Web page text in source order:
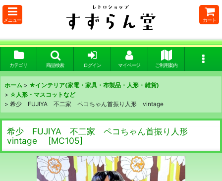
メニュー カート
カテゴリ 商品検索 ログイン マイページ ご利用案内
ホーム > ★インテリア(家電・家具・布製品・人形・雑貨)
> ☆人形・マスコットなど
> 希少 FUJIYA 不二家 ペコちゃん首振り人形 vintage
希少 FUJIYA 不二家 ペコちゃん首振り人形
vintage
[MC105]